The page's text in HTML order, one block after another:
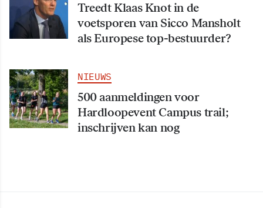
Treedt Klaas Knot in de
voetsporen van Sicco Mansholt
als Europese top-bestuurder?
NIEUWS
500 aanmeldingen voor
Hardloopevent Campus trail;
inschrijven kan nog